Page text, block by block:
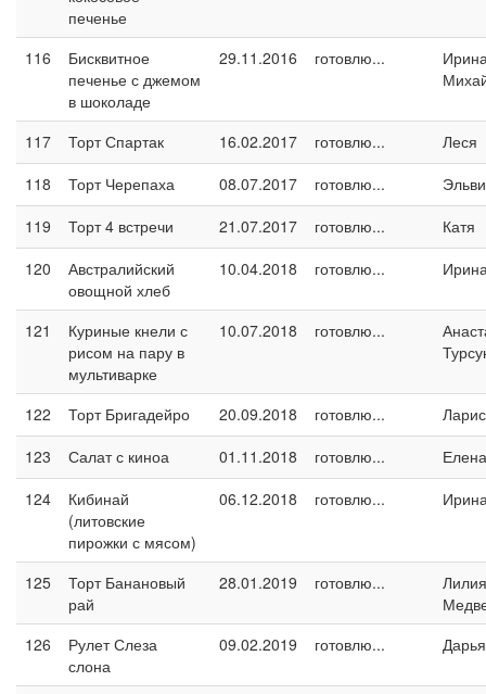
печенье
116
Бисквитное
печенье с джемом
в шоколаде
29.11.2016 готовлю...
117 Торт Спартак 16.02.2017 готовлю...
Леся
118
Торт Черепаха 08.07.2017 готовлю...
119
Торт 4 встречи 21.07.2017 готовлю...
Катя
120
Австралийский
овощной хлеб
10.04.2018 готовлю...
121
Куриные кнели с
рисом на пару в
мультиварке
10.07.2018 готовлю...
122 Торт Бригадейро 20.09.2018 готовлю...
123
Салат с киноа 01.11.2018 готовлю...
124
Кибинай
(литовские
пирожки с мясом)
06.12.2018 готовлю...
125
Торт Банановый
рай
28.01.2019 готовлю...
Лилия
126
Рулет Слеза
слона
09.02.2019 готовлю... Дарья